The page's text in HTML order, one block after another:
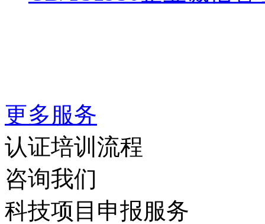
更多服务
认证培训流程
咨询我们
科技项目申报服务